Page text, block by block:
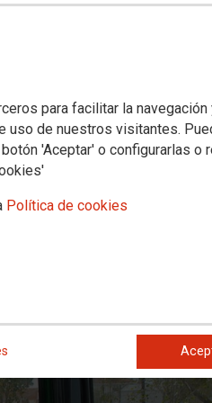
para facilitar la navegación
uso de nuestros visitantes.
'Aceptar' o configurarlas o
Política de cookies
Convenios
Documentos
el transporte
las y los
se dio el propio Ministerio de
todos los medios para resolverlo